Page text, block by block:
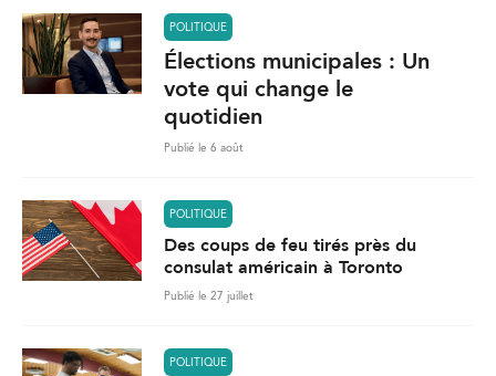
POLITIQUE
Élections municipales : Un
vote qui change le
quotidien
Publié le 6 août
POLITIQUE
Des coups de feu tirés près du
consulat américain à Toronto
Publié le 27 juillet
POLITIQUE